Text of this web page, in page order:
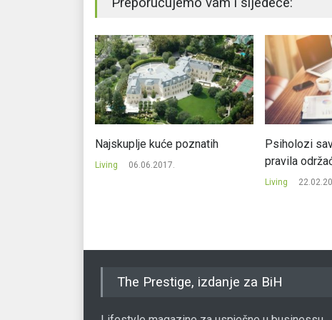
Najskuplje kuće poznatih
Living 06.06.2017.
Psiholozi
pravila
Living
The Prestige, izdanje za BiH